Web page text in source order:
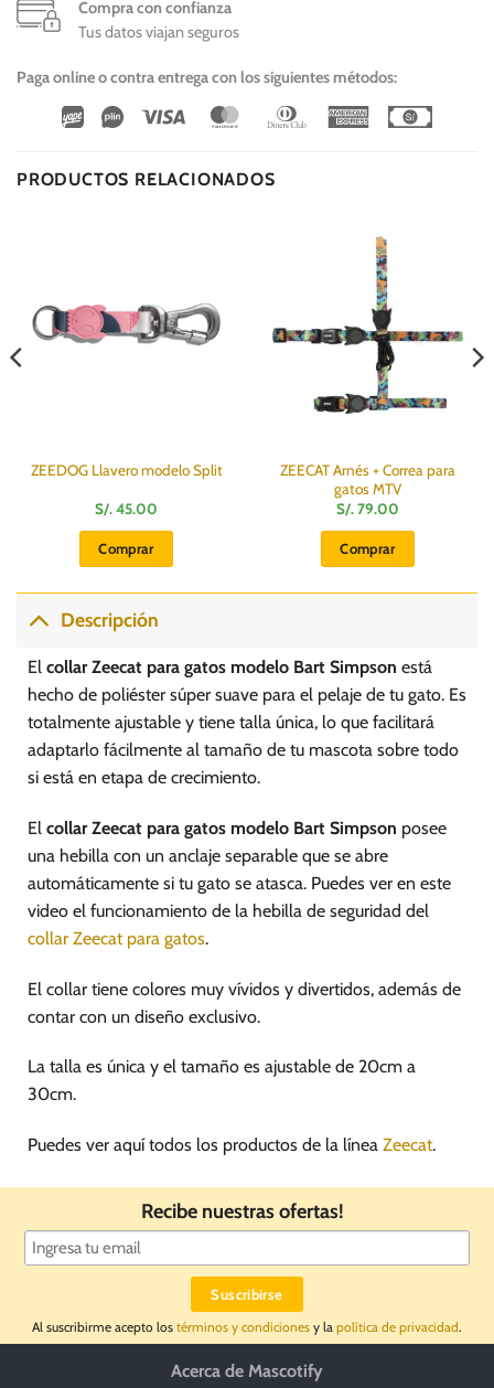
Compra con confianza
Tus datos viajan seguros
Paga online o contra entrega con los siguientes métodos:
Wirecard
Vipps Visa MasterCardDinners
American
PRODUCTOS RELACIONADOS
ZEEDOG Llavero modelo Split
S/.45.00
Comprar
ZEECAT Arnés + Correa para
gatos MTV
S/.79.00
Comprar
Descripción
El collar Zeecat para gatos modelo Bart Simpson está
hecho de poliéster súper suave para el pelaje de tu gato. Es
totalmente ajustable y tiene talla única, lo que facilitará
adaptarlo fácilmente al tamaño de tu mascota sobre todo
si está en etapa de crecimiento.
El collar Zeecat para gatos modelo Bart Simpson posee
una hebilla con un anclaje separable que se abre
automáticamente si tu gato se atasca. Puedes ver en este
video el funcionamiento de la hebilla de seguridad del
collar Zeecat para gatos.
El collar tiene colores muy vívidos y divertidos, además de
contar con un diseño exclusivo.
La talla es única y el tamaño es ajustable de 20cm a
30cm.
Puedes ver aquí todos los productos de la línea Zeecat.
Recibe nuestras ofertas!
Al suscribirme acepto los términos y condiciones y la política de privacidad.
Acerca de Mascotify